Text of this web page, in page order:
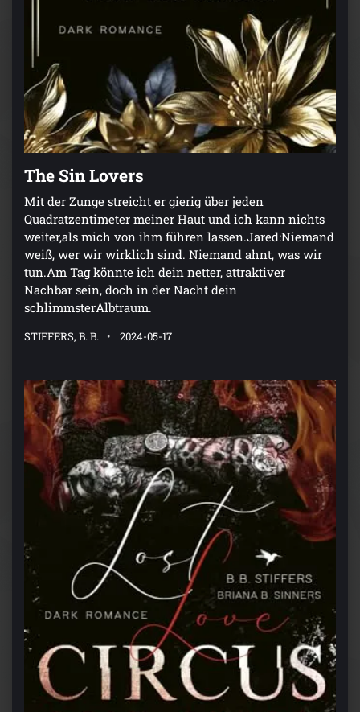
The Sin Lovers
Mit der Zunge streicht er gierig über jeden
Quadratzentimeter meiner Haut und ich kann nichts
weiter,als mich von ihm führen lassen.Jared:Niemand
weiß, wer wir wirklich sind. Niemand ahnt, was wir
tun.Am Tag könnte ich dein netter, attraktiver
Nachbar sein, doch in der Nacht dein
schlimmsterAlbtraum.
STIFFERS, B. B. 2024-05-17